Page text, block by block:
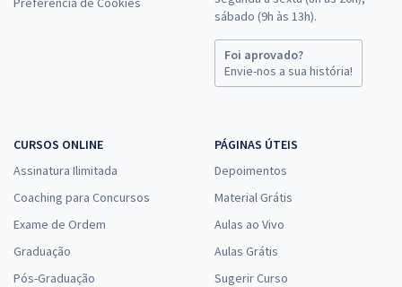
sábado (9h às 13h).
Foi aprovado?
Envie-nos a sua história!
CURSOS ONLINE
Assinatura Ilimitada
Coaching para Concursos
Exame de Ordem
Graduação
Pós-Graduação
PÁGINAS ÚTEIS
Depoimentos
Material Grátis
Aulas ao Vivo
Aulas Grátis
Sugerir Curso